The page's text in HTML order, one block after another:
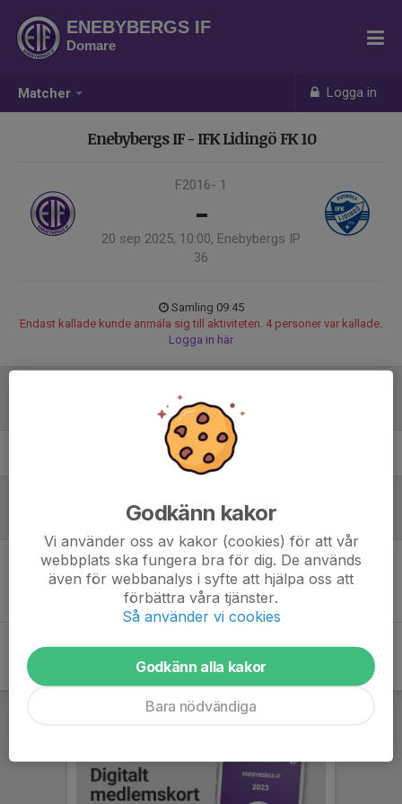
Matcher Logga in
ENEBYBERGS IF
Domare
Enebybergs IF - IFK Lidingö FK 10
F2016- 1
-
20 sep 2025, 10:00, Enebybergs IP
36
Samling 09:45
Endast kallade kunde anmäla sig till aktiviteten. 4 personer var kallade.
Logga in här
Inget referat skrivet
Godkänn kakor
Vi använder oss av kakor (cookies) för att vår
webbplats ska fungera bra för dig. De används
även för webbanalys i syfte att hjälpa oss att
förbättra våra tjänster.
Så använder vi cookies
Godkänn alla kakor
Bara nödvändiga